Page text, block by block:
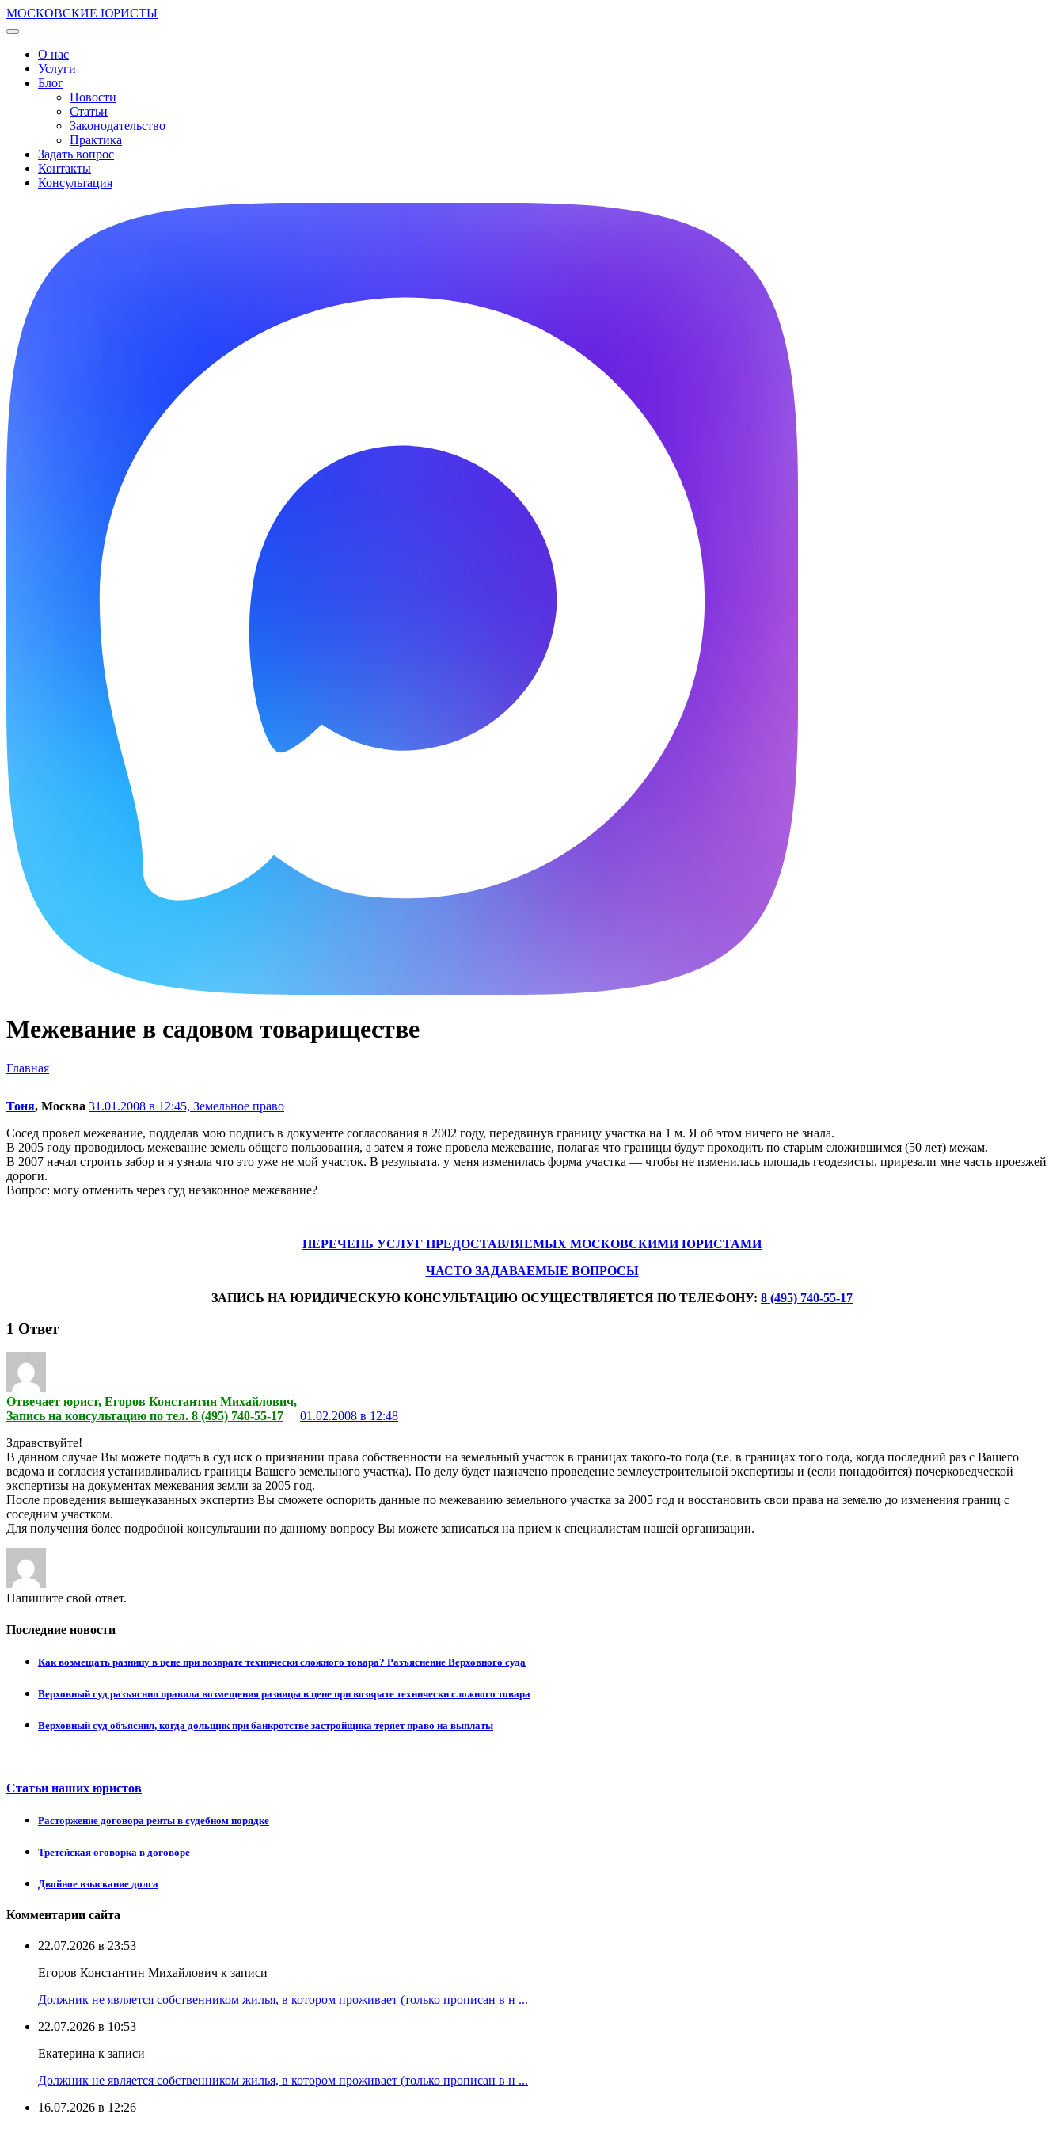
МОСКОВСКИЕ ЮРИСТЫ
О нас
Услуги
Блог
Новости
Статьи
Законодательство
Практика
Задать вопрос
Контакты
Консультация
Межевание в садовом товариществе
Главная
Тоня, Москва 31.01.2008 в 12:45, Земельное право
Сосед провел межевание, подделав мою подпись в документе согласования в 2002 году, передвинув границу участка на 1 м. Я об этом ничего не знала.
В 2005 году проводилось межевание земель общего пользования, а затем я тоже провела межевание, полагая что границы будут проходить по старым сложившимся (50 лет) межам.
В 2007 начал строить забор и я узнала что это уже не мой участок. В результата, у меня изменилась форма участка — чтобы не изменилась площадь геодезисты, прирезали мне часть проезжей
дороги.
Вопрос: могу отменить через суд незаконное межевание?
ПЕРЕЧЕНЬ УСЛУГ ПРЕДОСТАВЛЯЕМЫХ МОСКОВСКИМИ ЮРИСТАМИ
ЧАСТО ЗАДАВАЕМЫЕ ВОПРОСЫ
ЗАПИСЬ НА ЮРИДИЧЕСКУЮ КОНСУЛЬТАЦИЮ ОСУЩЕСТВЛЯЕТСЯ ПО ТЕЛЕФОНУ: 8 (495) 740-55-17
1 Ответ
Отвечает юрист, Егоров Константин Михайлович,
Запись на консультацию по тел. 8 (495) 740-55-17
01.02.2008 в 12:48
Здравствуйте!
В данном случае Вы можете подать в суд иск о признании права собственности на земельный участок в границах такого-то года (т.е. в границах того года, когда последний раз с Вашего
ведома и согласия устанивливались границы Вашего земельного участка). По делу будет назначено проведение землеустроительной экспертизы и (если понадобится) почерковедческой
экспертизы на документах межевания земли за 2005 год.
После проведения вышеуказанных экспертиз Вы сможете оспорить данные по межеванию земельного участка за 2005 год и восстановить свои права на земелю до изменения границ с
соседним участком.
Для получения более подробной консультации по данному вопросу Вы можете записаться на прием к специалистам нашей организации.
Напишите свой ответ.
Последние новости
Как возмещать разницу в цене при возврате технически сложного товара? Разъяснение Верховного суда
Верховный суд разъяснил правила возмещения разницы в цене при возврате технически сложного товара
Верховный суд объяснил, когда дольщик при банкротстве застройщика теряет право на выплаты
Статьи наших юристов
Расторжение договора ренты в судебном порядке
Третейская оговорка в договоре
Двойное взыскание долга
Комментарии сайта
22.07.2026 в 23:53
Егоров Константин Михайлович к записи
Должник не является собственником жилья, в котором проживает (только прописан в н ...
22.07.2026 в 10:53
Екатерина к записи
Должник не является собственником жилья, в котором проживает (только прописан в н ...
16.07.2026 в 12:26